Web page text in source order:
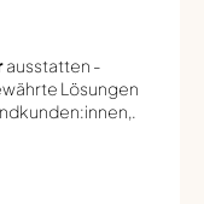
ausstatten -
Lösungen